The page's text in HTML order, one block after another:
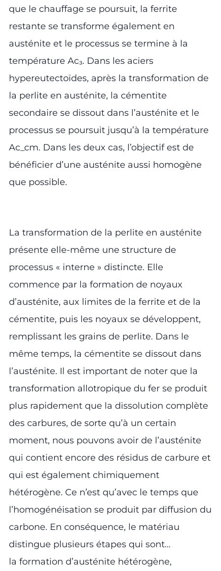
que le chauffage se poursuit, la ferrite
restante se transforme également en
austénite et le processus se termine à la
température Ac₃. Dans les aciers
hypereutectoïdes, après la transformation de
la perlite en austénite, la cémentite
secondaire se dissout dans l’austénite et le
processus se poursuit jusqu’à la température
Ac_cm. Dans les deux cas, l’objectif est de
bénéficier d’une austénite aussi homogène
que possible.
La transformation de la perlite en austénite
présente elle-même une structure de
processus « interne » distincte. Elle
commence par la formation de noyaux
d’austénite, aux limites de la ferrite et de la
cémentite, puis les noyaux se développent,
remplissant les grains de perlite. Dans le
même temps, la cémentite se dissout dans
l’austénite. Il est important de noter que la
transformation allotropique du fer se produit
plus rapidement que la dissolution complète
des carbures, de sorte qu’à un certain
moment, nous pouvons avoir de l’austénite
qui contient encore des résidus de carbure et
qui est également chimiquement
hétérogène. Ce n’est qu’avec le temps que
l’homogénéisation se produit par diffusion du
carbone. En conséquence, le matériau
distingue plusieurs étapes qui sont…
la formation d’austénite hétérogène,